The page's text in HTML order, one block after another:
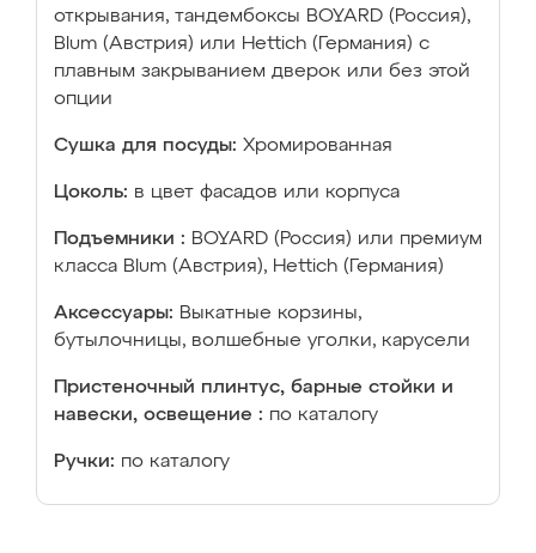
открывания, тандембоксы BOYARD (Россия),
Blum (Австрия) или Hettich (Германия) с
плавным закрыванием дверок или без этой
опции
Сушка для посуды: Хромированная
Цоколь: в цвет фасадов или корпуса
Подъемники : BOYARD (Россия) или премиум
класса Blum (Австрия), Hettich (Германия)
Аксессуары: Выкатные корзины,
бутылочницы, волшебные уголки, карусели
Пристеночный плинтус, барные стойки и
навески, освещение : по каталогу
Ручки: по каталогу